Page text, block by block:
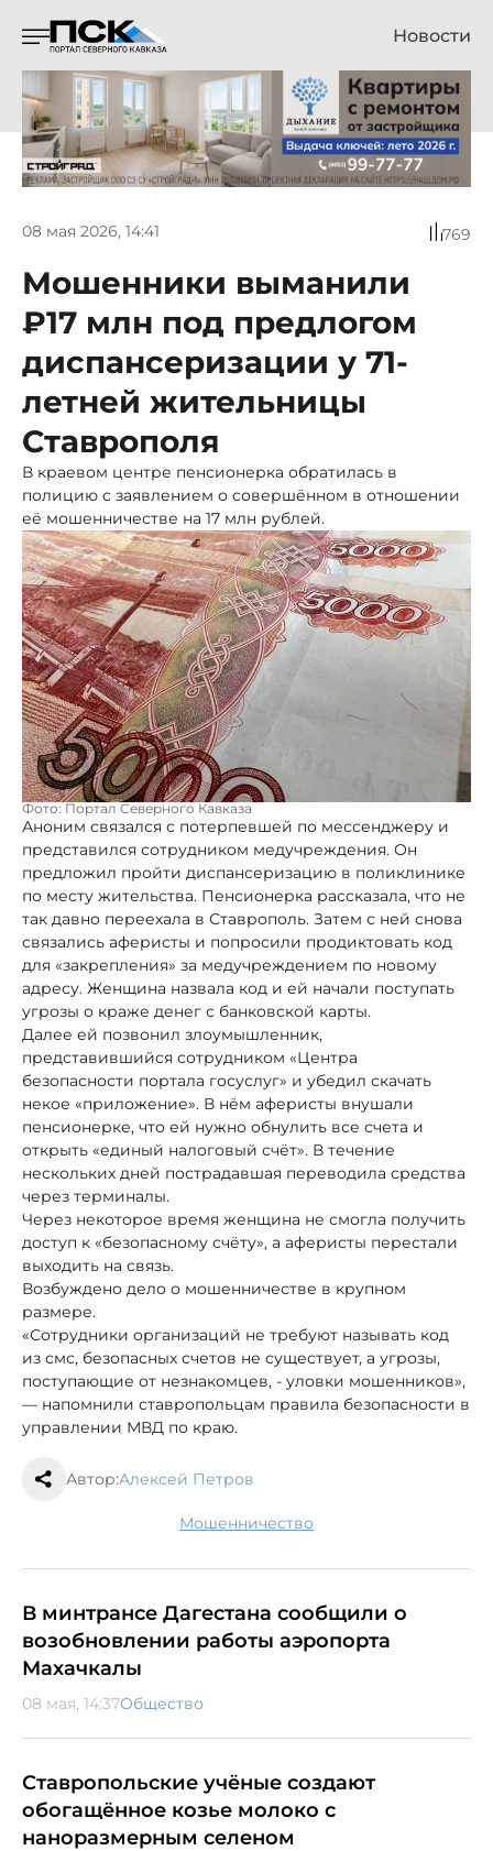
Новости
08 мая 2026, 14:41 769
Мошенники выманили
₽17 млн под предлогом
диспансеризации у 71-
летней жительницы
Ставрополя
В краевом центре пенсионерка обратилась в
полицию с заявлением о совершённом в отношении
её мошенничестве на 17 млн рублей.
Фото: Портал Северного Кавказа
Аноним связался с потерпевшей по мессенджеру и
представился сотрудником медучреждения. Он
предложил пройти диспансеризацию в поликлинике
по месту жительства. Пенсионерка рассказала, что не
так давно переехала в Ставрополь. Затем с ней снова
связались аферисты и попросили продиктовать код
для «закрепления» за медучреждением по новому
адресу. Женщина назвала код и ей начали поступать
угрозы о краже денег с банковской карты.
Далее ей позвонил злоумышленник,
представившийся сотрудником «Центра
безопасности портала госуслуг» и убедил скачать
некое «приложение». В нём аферисты внушали
пенсионерке, что ей нужно обнулить все счета и
открыть «единый налоговый счёт». В течение
нескольких дней пострадавшая переводила средства
через терминалы.
Через некоторое время женщина не смогла получить
доступ к «безопасному счёту», а аферисты перестали
выходить на связь.
Возбуждено дело о мошенничестве в крупном
размере.
«Сотрудники организаций не требуют называть код
из смс, безопасных счетов не существует, а угрозы,
поступающие от незнакомцев, - уловки мошенников»,
— напомнили ставропольцам правила безопасности в
управлении МВД по краю.
Автор:Алексей Петров
мошенничество
В минтрансе Дагестана сообщили о
возобновлении работы аэропорта
Махачкалы
08 мая, 14:37Общество
Ставропольские учёные создают
обогащённое козье молоко с
наноразмерным селеном